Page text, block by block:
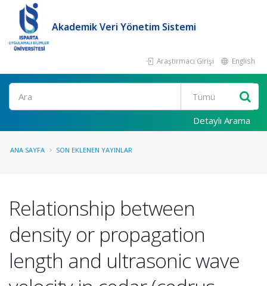
Akademik Veri Yönetim Sistemi
Araştırmacı Girişi English
Ara
Detaylı Arama
ANA SAYFA SON EKLENEN YAYINLAR
Relationship between
density or propagation
length and ultrasonic wave